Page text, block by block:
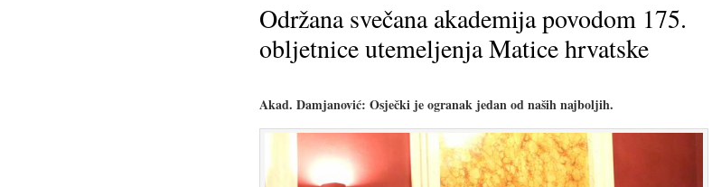
Održana svečana akademija povodom 175.
obljetnice utemeljenja Matice hrvatske
Akad. Damjanović: Osječki je ogranak jedan od naših najboljih.